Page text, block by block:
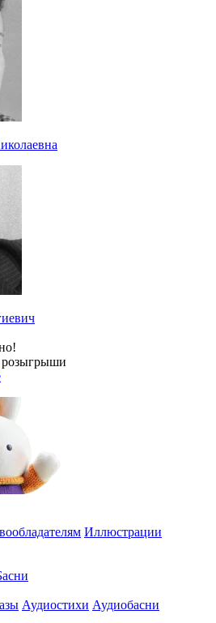
розыгрыши
Иллюстрации
Аудиостихи Аудиобасни